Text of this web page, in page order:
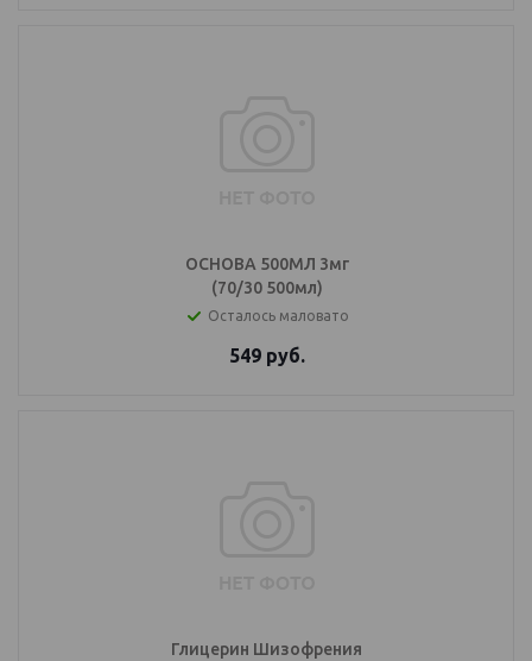
ОСНОВА 500МЛ 3мг
(70/30 500мл)
Осталось маловато
549руб.
Глицерин Шизофрения